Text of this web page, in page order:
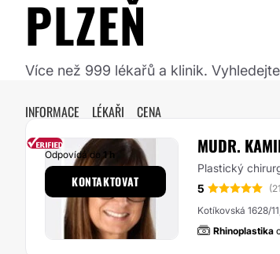
PLZEŇ
Více než 999 lékařů a klinik.
INFORMACE LÉKAŘI CENA
MUDR.
Plastický
5
Kotíkovská 1628/
Rhinoplastika
Odpovídá do 1 h
KONTAKTOVAT